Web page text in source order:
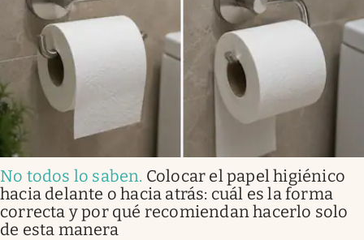
No todos lo saben. Colocar el papel higiénico
hacia delante o hacia atrás: cuál es la forma
correcta y por qué recomiendan hacerlo solo
de esta manera